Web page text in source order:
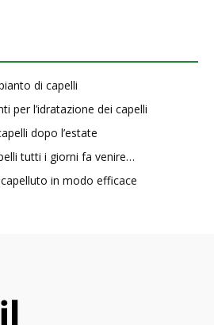
di capelli
per l’idratazione dei capelli
dopo l’estate
tutti i giorni fa venire…
in modo efficace